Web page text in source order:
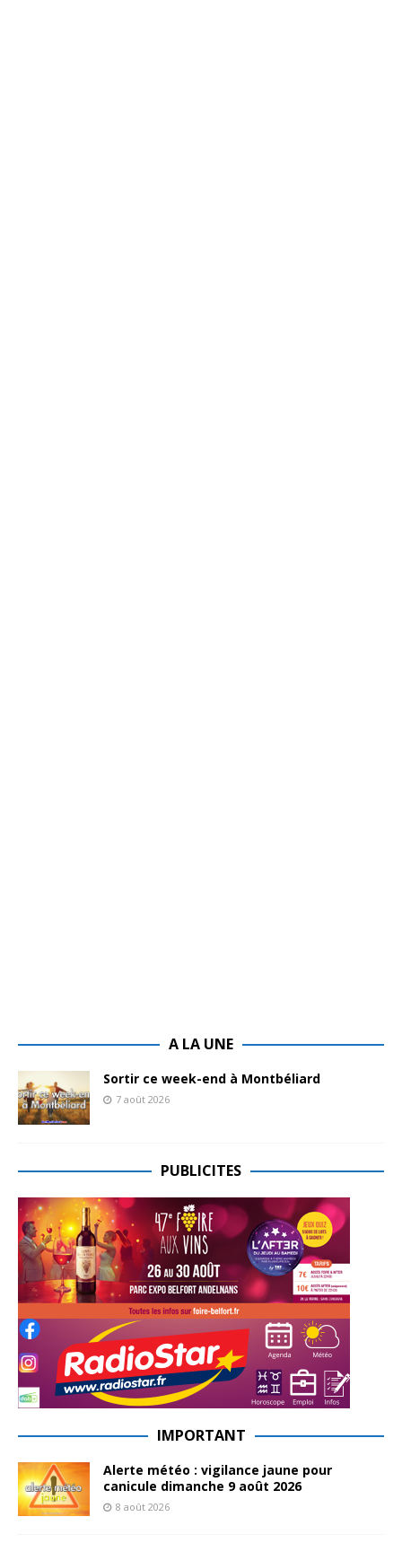
A LA UNE
Sortir ce week-end à Montbéliard
7 août 2026
PUBLICITES
IMPORTANT
Alerte météo : vigilance jaune pour
canicule dimanche 9 août 2026
8 août 2026